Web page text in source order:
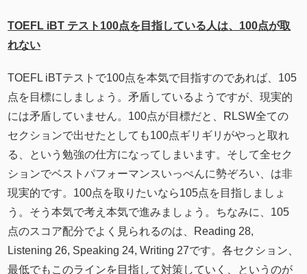
TOEFL iBT テスト100点を目指している人は、100点が取
れない
TOEFL iBTテストで100点を本気で目指すのであれば、105
点を目標にしましょう。矛盾しているようですが、現実的
には矛盾していません。100点が目標だと、RLSW全ての
セクションで出せたとしても100点ギリギリがやっと取れ
る、という勉強の仕方になってしまいます。そして全セク
ションでベストパフォーマンスいっぺんに勢ぞろい、は非
現実的です。100点を取りたいなら105点を目指しましょ
う。そう本気で考え本気で進みましょう。ちなみに、105
点のスコア配分でよく見られるのは、Reading 28,
Listening 26, Speaking 24, Writing 27です。各セクション、
最低でもこのラインを目指して対策していく、というのが